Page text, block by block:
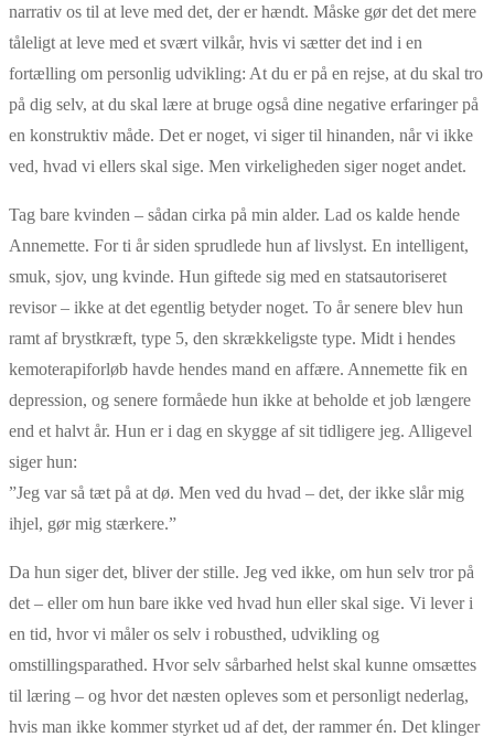
narrativ os til at leve med det, der er hændt. Måske gør det det mere
tåleligt at leve med et svært vilkår, hvis vi sætter det ind i en
fortælling om personlig udvikling: At du er på en rejse, at du skal tro
på dig selv, at du skal lære at bruge også dine negative erfaringer på
en konstruktiv måde. Det er noget, vi siger til hinanden, når vi ikke
ved, hvad vi ellers skal sige. Men virkeligheden siger noget andet.
Tag bare kvinden – sådan cirka på min alder. Lad os kalde hende
Annemette. For ti år siden sprudlede hun af livslyst. En intelligent,
smuk, sjov, ung kvinde. Hun giftede sig med en statsautoriseret
revisor – ikke at det egentlig betyder noget. To år senere blev hun
ramt af brystkræft, type 5, den skrækkeligste type. Midt i hendes
kemoterapiforløb havde hendes mand en affære. Annemette fik en
depression, og senere formåede hun ikke at beholde et job længere
end et halvt år. Hun er i dag en skygge af sit tidligere jeg. Alligevel
siger hun:
”Jeg var så tæt på at dø. Men ved du hvad – det, der ikke slår mig
ihjel, gør mig stærkere.”
Da hun siger det, bliver der stille. Jeg ved ikke, om hun selv tror på
det – eller om hun bare ikke ved hvad hun eller skal sige. Vi lever i
en tid, hvor vi måler os selv i robusthed, udvikling og
omstillingsparathed. Hvor selv sårbarhed helst skal kunne omsættes
til læring – og hvor det næsten opleves som et personligt nederlag,
hvis man ikke kommer styrket ud af det, der rammer én. Det klinger